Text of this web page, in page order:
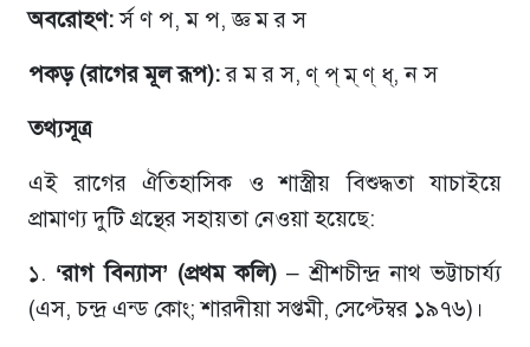
অবরোহণ:র্স ণ প, ম প, জ্ঞ ম র স
পকড় (রাগের মূল রূপ):র ম র স, ণ্ প্ ম্ ণ্ ধ্, ন স
তথ্যসূত্র
এই রাগের ঐতিহাসিক ও শাস্ত্রীয় বিশুদ্ধতা যাচাইয়ে
প্রামাণ্য দুটি গ্রন্থের সহায়তা নেওয়া হয়েছে:
১. ‘রাগ বিন্যাস’ (প্রথম কলি) – শ্রীশচীন্দ্র নাথ ভট্টাচার্য্য
(এস, চন্দ্র এন্ড কোং; শারদীয়া সপ্তমী, সেপ্টেম্বর ১৯৭৬)।